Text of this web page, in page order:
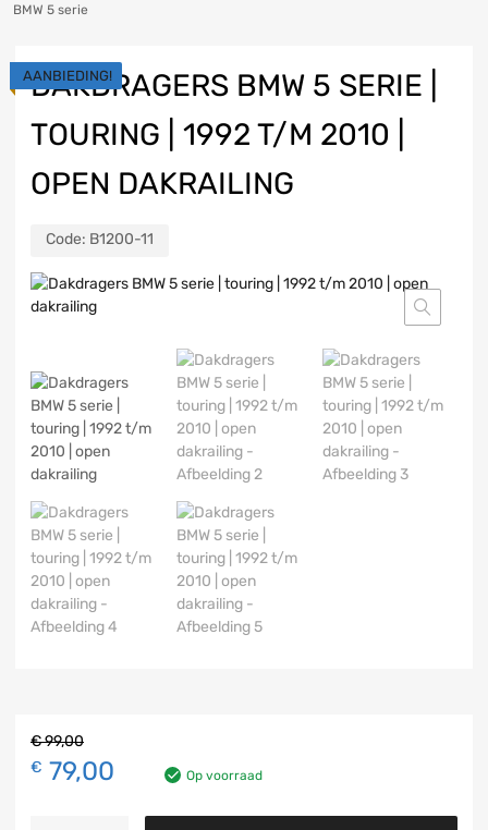
BMW 5 serie
DAKDRAGERS BMW 5 SERIE |
TOURING | 1992 T/M 2010 |
OPEN DAKRAILING
Code: B1200-11
AANBIEDING!
€99,00
€ 79,00 Op voorraad